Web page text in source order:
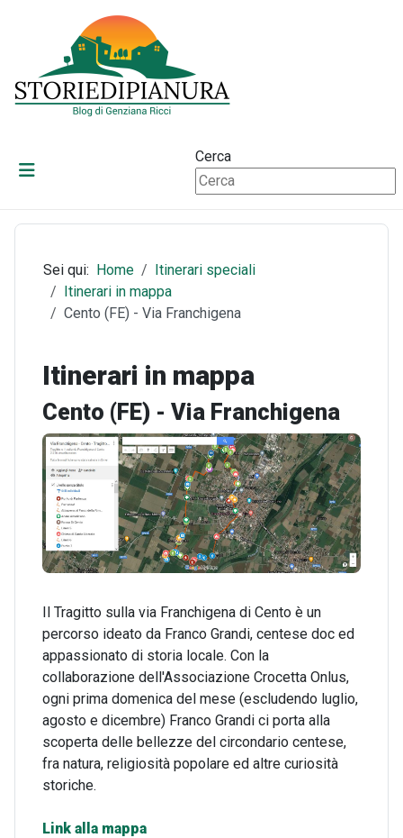
Cerca
Sei qui: Home
Itinerari speciali
Itinerari in mappa
Cento (FE) - Via Franchigena
Itinerari in mappa
Cento (FE) - Via Franchigena
Il Tragitto sulla via Franchigena di Cento è un
percorso ideato da Franco Grandi, centese doc ed
appassionato di storia locale. Con la
collaborazione dell'Associazione Crocetta Onlus,
ogni prima domenica del mese (escludendo luglio,
agosto e dicembre) Franco Grandi ci porta alla
scoperta delle bellezze del circondario centese,
fra natura, religiosità popolare ed altre curiosità
storiche.
Link alla mappa